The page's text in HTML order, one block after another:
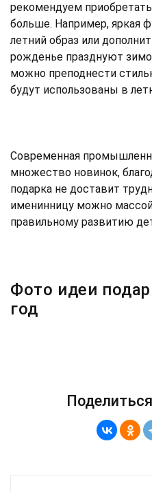
рекомендуем
больше. Например, яркая
летний образ или
рожденье празднуют
можно преподнести
будут использованы в
Современная
множество новинок,
подарка не доставит
именинницу можно
правильному развитию
Фото идеи
год